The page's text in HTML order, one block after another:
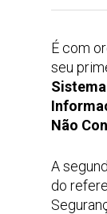
É com
seu
Não
A
do